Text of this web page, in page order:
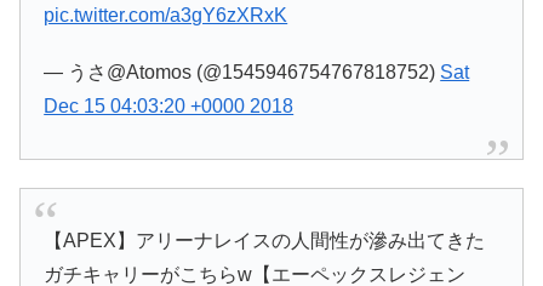
pic.twitter.com/a3gY6zXRxK
— うさ@Atomos (@1545946754767818752) Sat
Dec 15 04:03:20 +0000 2018
【APEX】アリーナレイスの人間性が滲み出てきた
ガチキャリーがこちらw【エーペックスレジェン